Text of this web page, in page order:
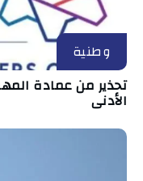
وطنية
تحذير من عمادة
الأدنى